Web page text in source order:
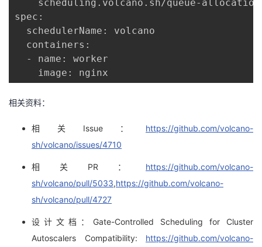
scheduling.volcano.sh/queue-
spec:
schedulerName: volcano
containers:
- name: worker
image: nginx
相关资料：
相关Issue： https://github.com/volcano-
sh/volcano/issues/4710
相关PR： https://github.com/volcano-
sh/volcano/pull/5033,https://github.com/volcano-
sh/volcano/pull/4727
设计文档：Gate-Controlled Scheduling for Cluster
Autoscalers Compatibility: https://github.com/volcano-